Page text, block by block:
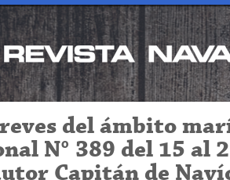
del ámbito
N° 389 del 15 al
Capitán de